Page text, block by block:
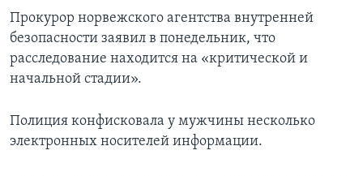
Прокурор норвежского агентства внутренней
безопасности заявил в понедельник, что
расследование находится на «критической и
начальной стадии».
Полиция конфисковала у мужчины несколько
электронных носителей информации.